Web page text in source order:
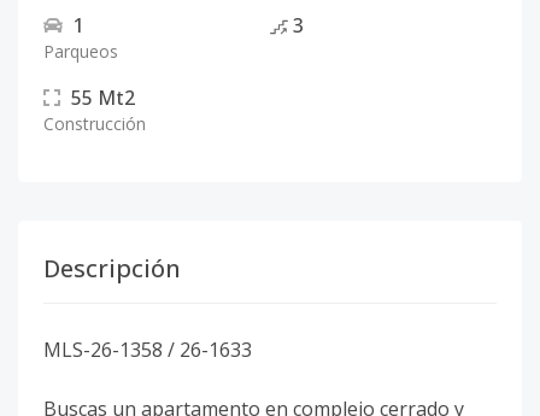
1
Parqueos
3
55 Mt2
Construcción
Descripción
MLS-26-1358 / 26-1633
Buscas un apartamento en complejo cerrado y